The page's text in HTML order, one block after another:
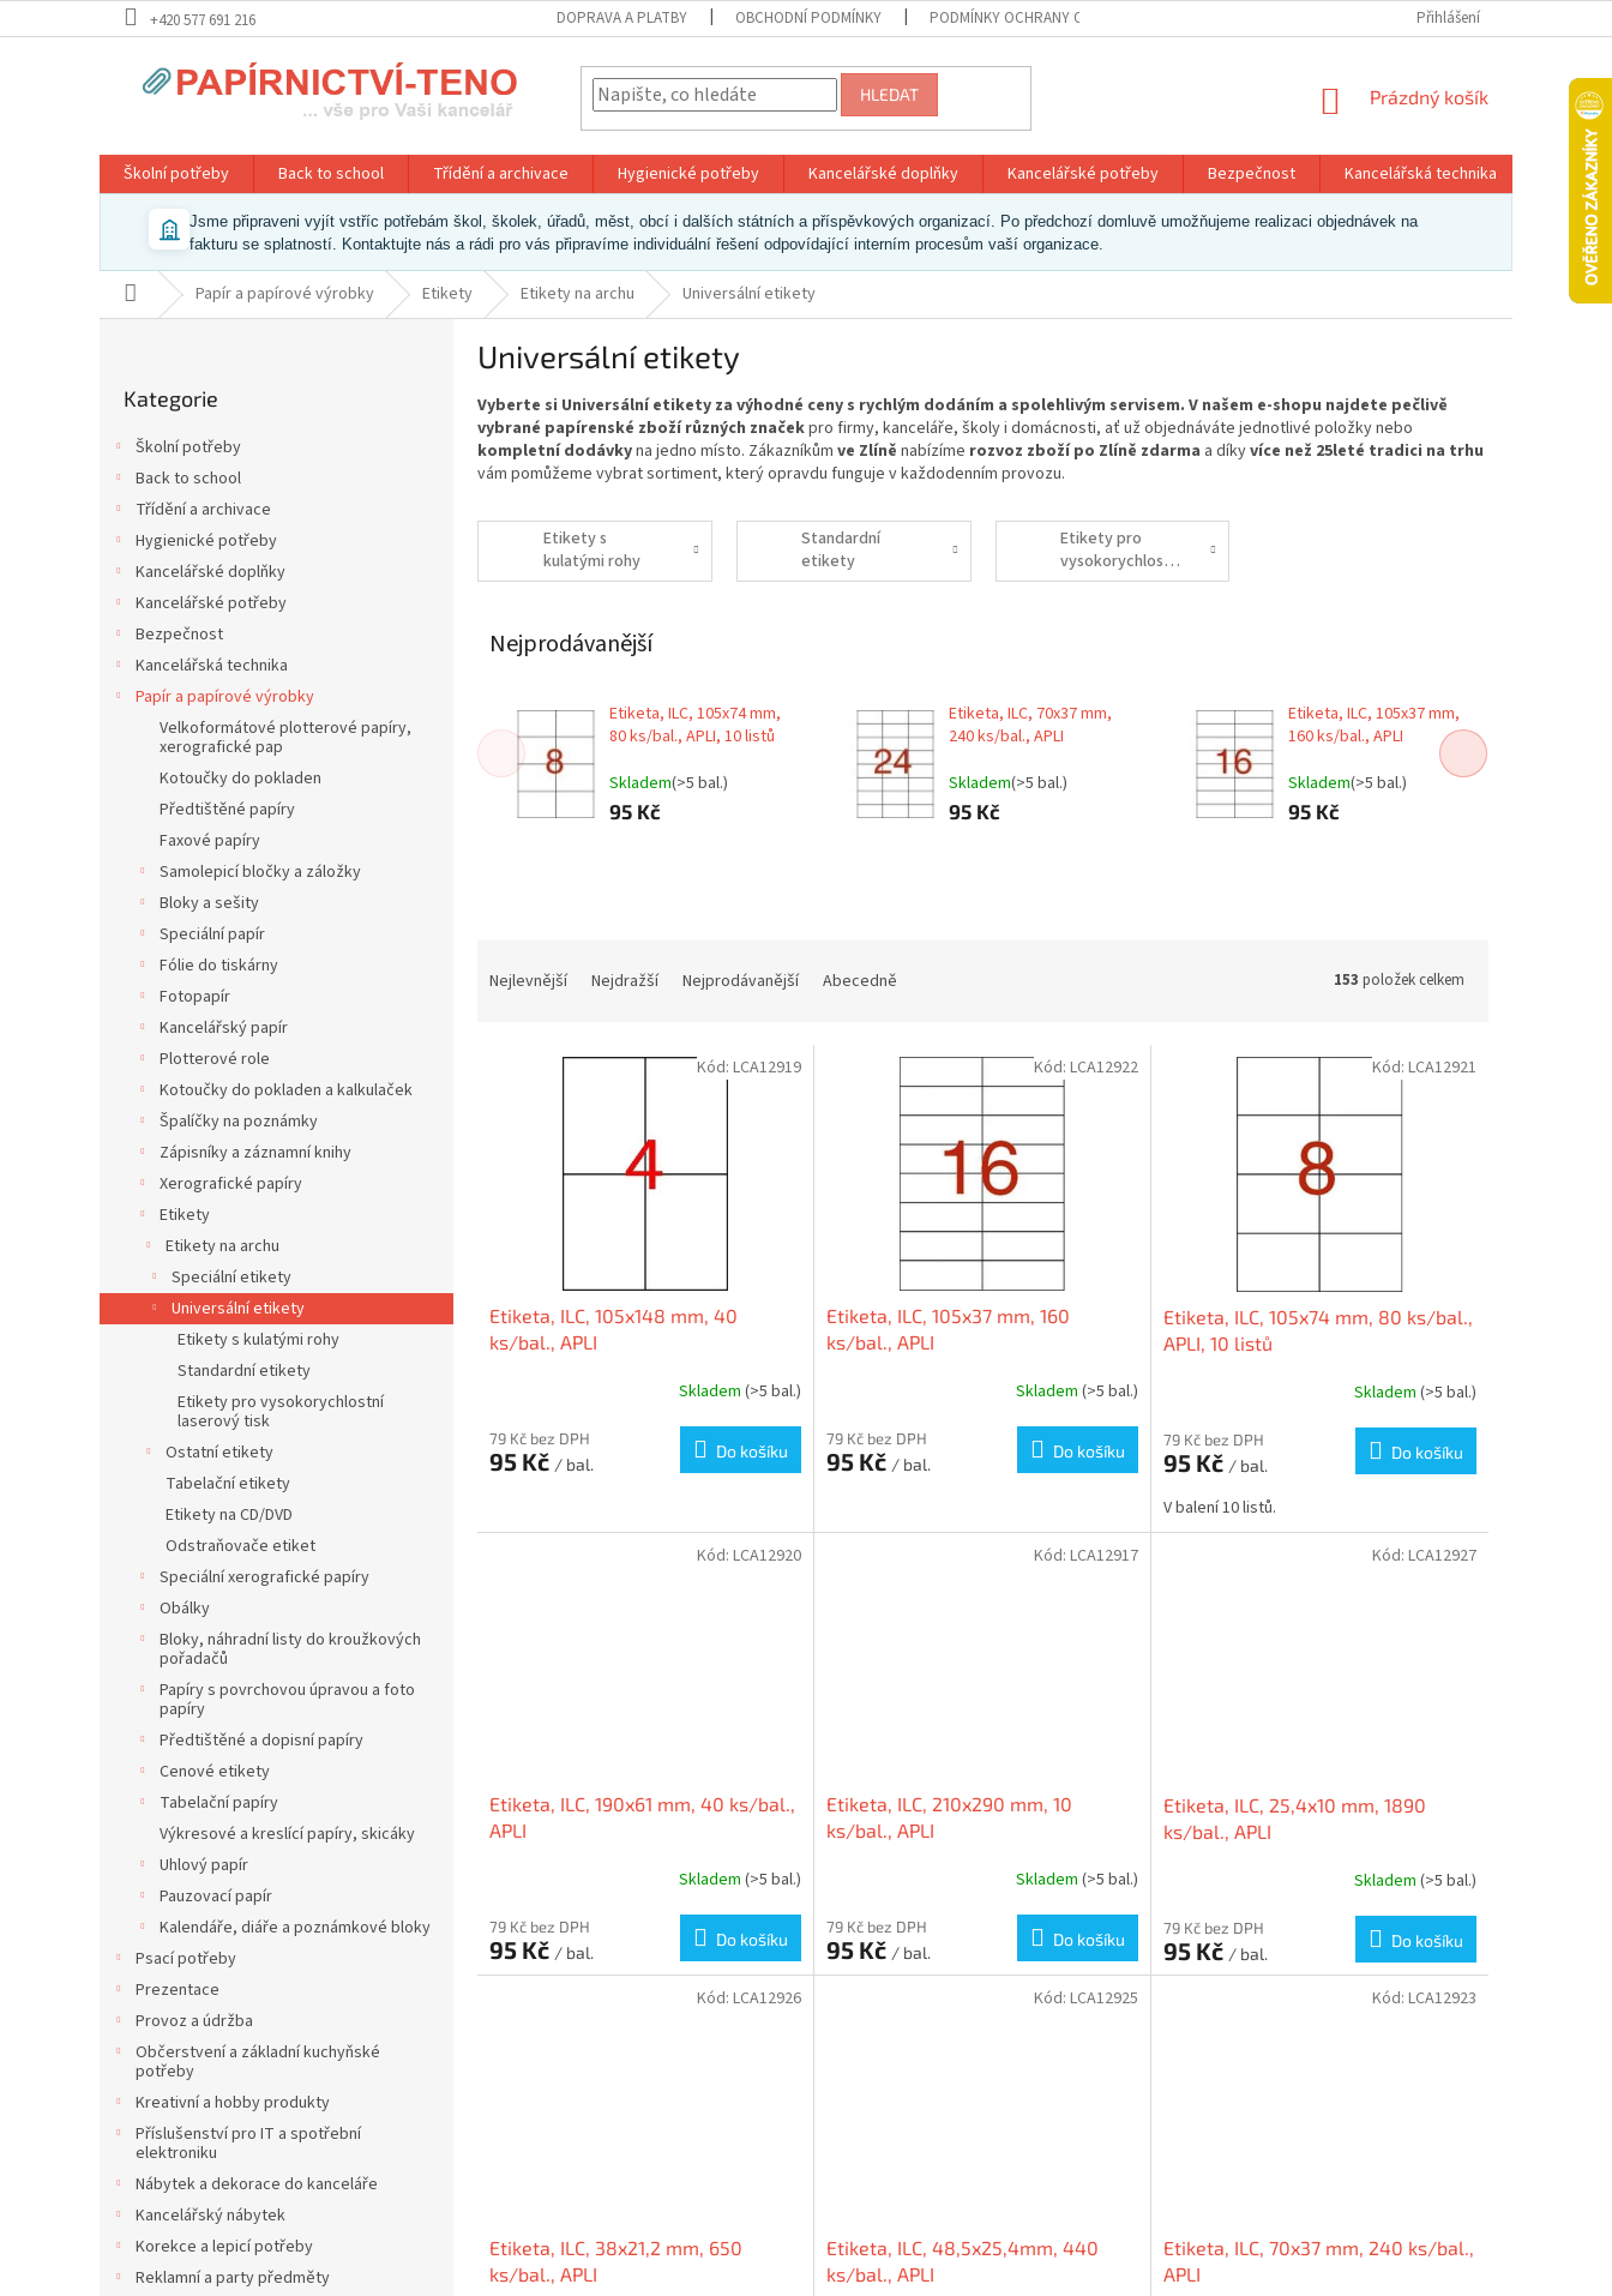
na
+420 577 691 216 DOPRAVA A PLATBY OBCHODNÍ PODMÍNKY PODMÍNKY OCHRANY OSOBNÍCH ÚDAJŮ Přihlášení
HLEDAT
NÁKUPNÍ
Prázdný košík
Školní potřeby Back to school Třídění a archivace Hygienické potřeby Kancelářské doplňky Kancelářské potřeby Bezpečnost Kancelářská technika Papír a
Jsme připraveni vyjít vstříc potřebám škol, školek, úřadů, měst, obcí i dalších státních a příspěvkových organizací. Po předchozí domluvě umožňujeme realizaci objednávek na
fakturu se splatností. Kontaktujte nás a rádi pro vás připravíme individuální řešení odpovídající interním procesům vaší organizace.
Domů Papír a papírové výrobky Etikety Etikety na archu Universální etikety
kategorie
Kategorie
Školní potřeby
Back to school
Třídění a archivace
Hygienické potřeby
Kancelářské doplňky
Kancelářské potřeby
Bezpečnost
Kancelářská technika
Papír a papírové výrobky
Velkoformátové plotterové papíry,
xerografické pap
Kotoučky do pokladen
Předtištěné papíry
Faxové papíry
Samolepicí bločky a záložky
Bloky a sešity
Speciální papír
Fólie do tiskárny
Fotopapír
Kancelářský papír
Plotterové role
Kotoučky do pokladen a kalkulaček
Špalíčky na poznámky
Zápisníky a záznamní knihy
Xerografické papíry
Etikety
Etikety na archu
Speciální etikety
Universální etikety
Etikety s kulatými rohy
Standardní etikety
Etikety pro vysokorychlostní
laserový tisk
Ostatní etikety
Tabelační etikety
Etikety na CD/DVD
Odstraňovače etiket
Speciální xerografické papíry
Obálky
Bloky, náhradní listy do kroužkových
pořadačů
Papíry s povrchovou úpravou a foto
papíry
Předtištěné a dopisní papíry
Cenové etikety
Tabelační papíry
Výkresové a kreslící papíry, skicáky
Uhlový papír
Pauzovací papír
Kalendáře, diáře a poznámkové bloky
Psací potřeby
Prezentace
Provoz a údržba
Občerstvení a základní kuchyňské
potřeby
Kreativní a hobby produkty
Příslušenství pro IT a spotřební
elektroniku
Nábytek a dekorace do kanceláře
Kancelářský nábytek
Korekce a lepicí potřeby
Reklamní a party předměty
Universální etikety
Vyberte si Universální etikety za výhodné ceny s rychlým dodáním a spolehlivým servisem. V našem e-shopu najdete pečlivě
vybrané papírenské zboží různých značekpro firmy, kanceláře, školy i domácnosti, ať už objednáváte jednotlivé položky nebo
kompletní dodávkyna jedno místo. Zákazníkům ve Zlíně nabízíme rozvoz zboží po Zlíně zdarma a díkyvíce než 25leté tradici na trhu
vám pomůžeme vybrat sortiment, který opravdu funguje v každodenním provozu.
Etikety s
kulatými rohy
Standardní
etikety
Etikety pro
vysokorychlostní
laserový tisk
Nejprodávanější
Etiketa, ILC, 105x74 mm,
80 ks/bal., APLI, 10 listů
Skladem(>5 bal.)
95 Kč
Etiketa, ILC, 70x37 mm,
240 ks/bal., APLI
Skladem(>5 bal.)
95 Kč
Etiketa, ILC, 105x37 mm,
160 ks/bal., APLI
Skladem(>5 bal.)
95 Kč
Nejlevnější Nejdražší Nejprodávanější Abecedně 153 položek celkem
Etiketa, ILC, 105x148 mm, 40
ks/bal., APLI
Skladem (>5 bal.)
79 Kč bez DPH
95 Kč / bal.
Do košíku
Kód: LCA12919
Etiketa, ILC, 105x37 mm, 160
ks/bal., APLI
Skladem (>5 bal.)
79 Kč bez DPH
95 Kč / bal.
Do košíku
Kód: LCA12922
Etiketa, ILC, 105x74 mm, 80 ks/bal.,
APLI, 10 listů
Skladem (>5 bal.)
79 Kč bez DPH
95 Kč / bal.
Do košíku
V balení 10 listů.
Kód: LCA12921
Etiketa, ILC, 190x61 mm, 40 ks/bal.,
APLI
Skladem (>5 bal.)
79 Kč bez DPH
95 Kč / bal.
Do košíku
Kód: LCA12920
Etiketa, ILC, 210x290 mm, 10
ks/bal., APLI
Skladem (>5 bal.)
79 Kč bez DPH
95 Kč / bal.
Do košíku
Kód: LCA12917
Etiketa, ILC, 25,4x10 mm, 1890
ks/bal., APLI
Skladem (>5 bal.)
79 Kč bez DPH
95 Kč / bal.
Do košíku
Kód: LCA12927
Etiketa, ILC, 38x21,2 mm, 650
ks/bal., APLI
Kód: LCA12926
Etiketa, ILC, 48,5x25,4mm, 440
ks/bal., APLI
Kód: LCA12925
Etiketa, ILC, 70x37 mm, 240 ks/bal.,
APLI
Kód: LCA12923